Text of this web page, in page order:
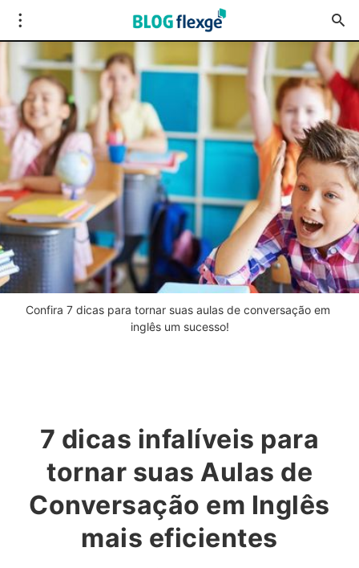
Confira 7 dicas para tornar suas aulas de conversação em
inglês um sucesso!
7 dicas infalíveis para
tornar suas Aulas de
Conversação em Inglês
mais eficientes